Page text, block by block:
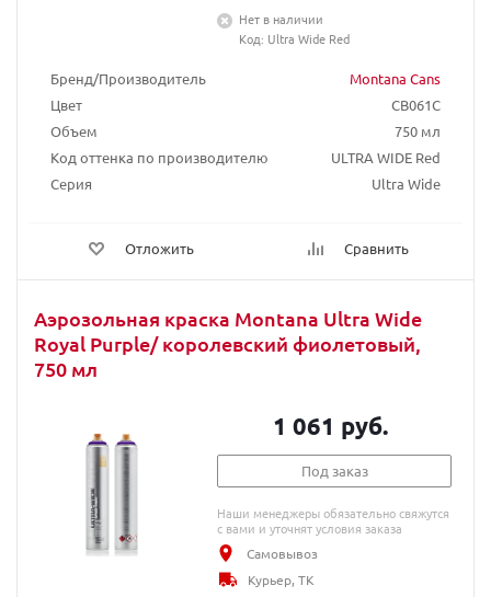
Бренд/Производитель
Montana Cans
Цвет
CB061C
Объем
750 мл
Код оттенка по производителю
ULTRA WIDE Red
Серия
Ultra Wide
Отложить Сравнить
Нет в наличии
Код: Ultra Wide Red
Аэрозольная краска Montana Ultra Wide
Royal Purple/ королевский фиолетовый,
750 мл
1 061 руб.
Под заказ
Наши менеджеры обязательно свяжутся
с вами и уточнят условия заказа
Самовывоз
Курьер, ТК